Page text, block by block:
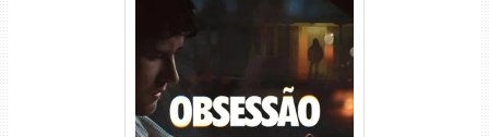
Obsessão Torrent (2026)
WEB-DL 1080p/4K Dual
Áudio